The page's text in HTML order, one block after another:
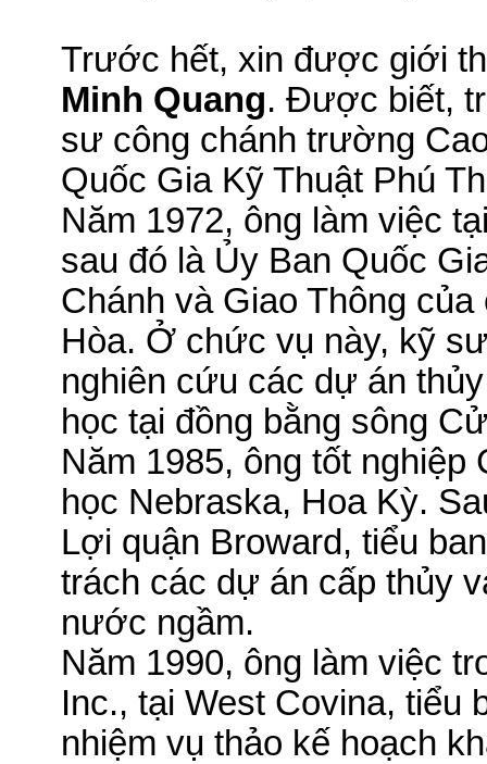
Trước hết, xin được giới
Minh Quang. Được biết,
sư công chánh trường
Quốc Gia Kỹ Thuật Phú
Năm 1972, ông làm việc
sau đó là Ủy Ban Quốc
Chánh và Giao Thông
Hòa. Ở chức vụ này, kỹ
nghiên cứu các dự án
học tại đồng bằng sông
Năm 1985, ông tốt
học Nebraska, Hoa Kỳ.
Lợi quận Broward, tiểu
trách các dự án cấp thủy
nước ngầm.
Năm 1990, ông làm việc
Inc., tại West Covina, tiểu
nhiệm vụ thảo kế hoạch